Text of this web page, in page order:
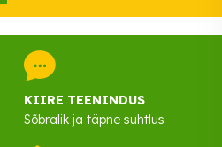
KIIRE TEENINDUS
Sõbralik ja täpne suhtlus